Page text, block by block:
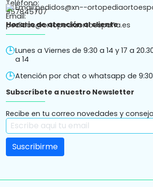
Email:pedidos@xn--
Horario de atención al cliente
Lunes a Viernes de 9:30 a 14 y 17 a
a 14
Atención por chat o whatsapp de 9:30
Subscríbete a nuestro Newsletter
Recibe en tu correo novedades y